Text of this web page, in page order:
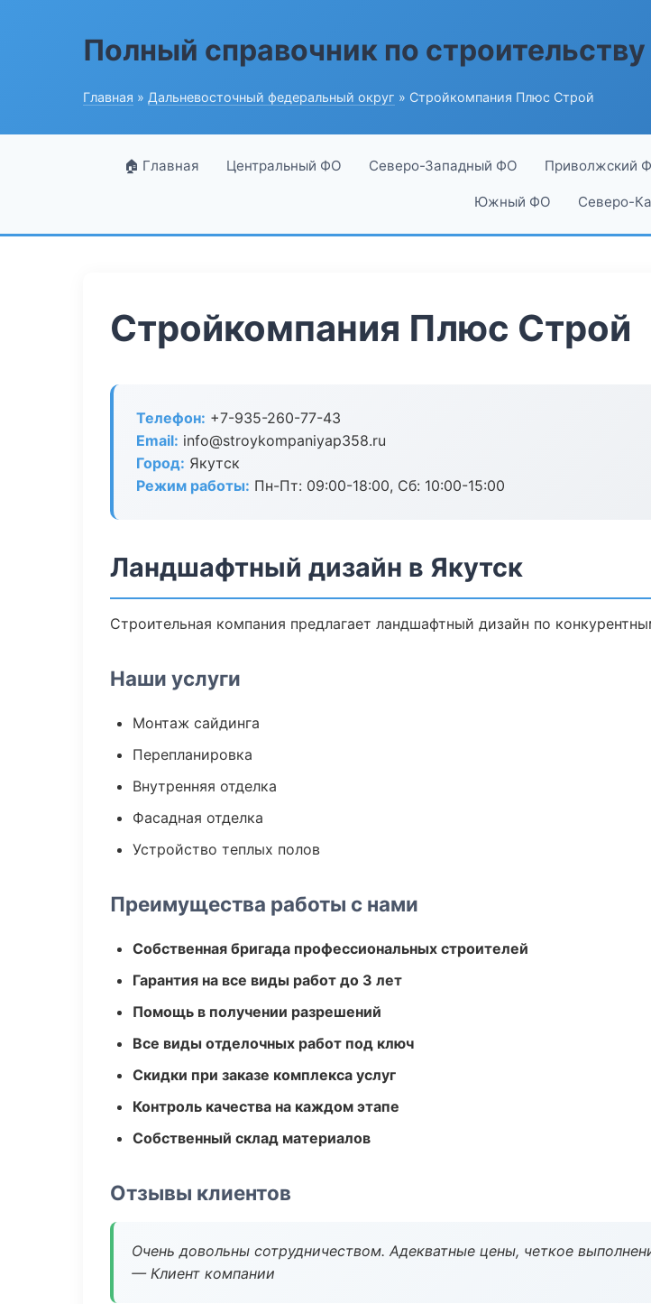
Полный справочник по
Главная » Дальневосточный федеральный округ » Стройкомпания Плюс Строй
🏠 Главная Центральный ФО Северо-Западный ФО Приволжский
Южный ФО Северо-
Стройкомпания Плюс Строй
Телефон: +7-935-260-77-43
Email: info@stroykompaniyap358.ru
Город: Якутск
Режим работы: Пн-Пт: 09:00-18:00, Сб: 10:00-15:00
Ландшафтный дизайн в Якутск
Строительная компания предлагает ландшафтный дизайн по
Наши услуги
Монтаж сайдинга
Перепланировка
Внутренняя отделка
Фасадная отделка
Устройство теплых полов
Преимущества работы с нами
Собственная бригада профессиональных строителей
Гарантия на все виды работ до 3 лет
Помощь в получении разрешений
Все виды отделочных работ под ключ
Скидки при заказе комплекса услуг
Контроль качества на каждом этапе
Собственный склад материалов
Отзывы клиентов
Очень довольны сотрудничеством. Адекватные цены, четкое
— Клиент компании